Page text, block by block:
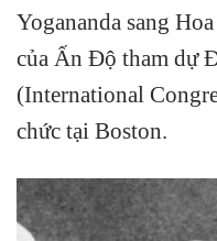
Yogananda sang
của Ấn Độ tham dự
(International
chức tại Boston.